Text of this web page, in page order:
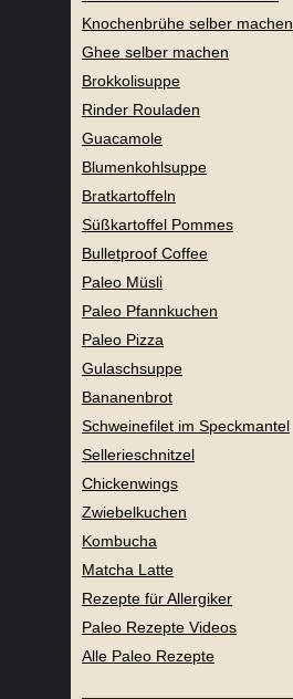
Knochenbrühe selber machen
Ghee selber machen
Brokkolisuppe
Rinder Rouladen
Guacamole
Blumenkohlsuppe
Bratkartoffeln
Süßkartoffel Pommes
Bulletproof Coffee
Paleo Müsli
Paleo Pfannkuchen
Paleo Pizza
Gulaschsuppe
Bananenbrot
Schweinefilet im Speckmantel
Sellerieschnitzel
Chickenwings
Zwiebelkuchen
Kombucha
Matcha Latte
Rezepte für Allergiker
Paleo Rezepte Videos
Alle Paleo Rezepte